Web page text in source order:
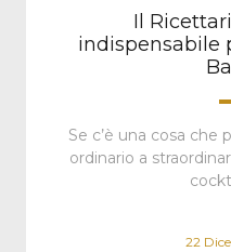
Il
indispensabile
Se c’è una cosa che
ordinario a
22